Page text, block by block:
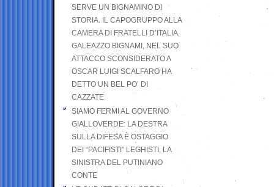
SERVE UN BIGNAMINO DI
STORIA. IL CAPOGRUPPO ALLA
CAMERA DI FRATELLI D’ITALIA,
GALEAZZO BIGNAMI, NEL SUO
ATTACCO SCONSIDERATO A
OSCAR LUIGI SCALFARO HA
DETTO UN BEL PO’ DI
CAZZATE
SIAMO FERMI AL GOVERNO
GIALLOVERDE: LA DESTRA
SULLA DIFESA È OSTAGGIO
DEI “PACIFISTI” LEGHISTI, LA
SINISTRA DEL PUTINIANO
CONTE